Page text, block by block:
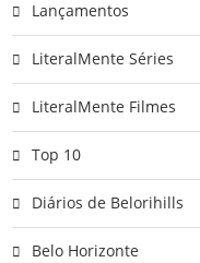
Lançamentos
LiteralMente Séries
LiteralMente Filmes
Top 10
Diários de Belorihills
Belo Horizonte